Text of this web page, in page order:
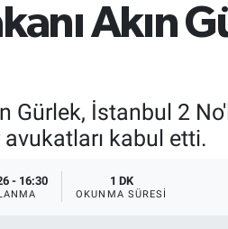
Akın
Gürlek, İstanbul 2
kabul etti.
- 16:30 1 DK
OKUNMA SÜRESI
ve Fikstür